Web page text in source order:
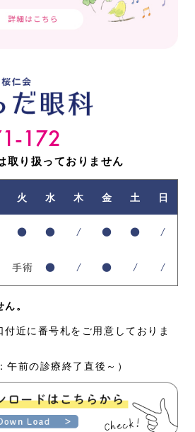
172
取り扱っておりません
火 水 木 金 土 日
● ● / ● ● /
手術 ● / ● / /
。
付近に番号札をご用意しておりま
午前の診療終了直後～）